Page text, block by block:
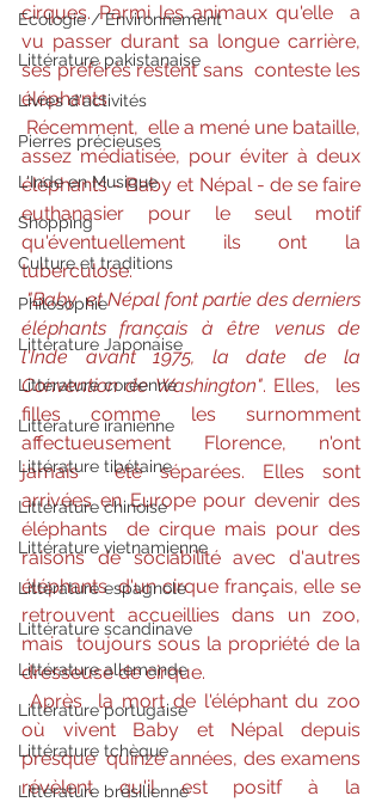
Ecologie / Environnement
Littérature pakistanaise
Livres d'activités
Pierres précieuses
L'Inde en Musique
Shopping
Culture et traditions
Philosophie
Littérature Japonaise
Littérature coréenne
Littérature iranienne
Littérature tibétaine
Littérature chinoise
Littérature vietnamienne
Littérature espagnole
Littérature scandinave
Littérature allemande
Littérature portugaise
Littérature tchèque
Littérature brésilienne
cirques. Parmi les animaux qu'elle  a
vu passer durant sa longue carrière,
ses préférés restent sans  conteste les
éléphants.
Récemment,  elle a mené une bataille,
assez médiatisée, pour éviter à deux
éléphants - Baby et Népal - de se faire
euthanasier pour le seul motif
qu'éventuellement ils ont la
tuberculose.
"Baby  et Népal font partie des derniers
éléphants français à être venus de
l'Inde avant 1975, la date de la
Convention de Washington". Elles,  les
filles comme les surnomment
affectueusement Florence, n'ont
jamais  été séparées. Elles sont
arrivées en Europe pour devenir des
éléphants  de cirque mais pour des
raisons de sociabilité avec d'autres
éléphants  d'un cirque français, elle se
retrouvent accueillies dans un zoo,
mais  toujours sous la propriété de la
dresseuse de cirque.
Après  la mort de l'éléphant du zoo
où vivent Baby et Népal depuis
presque  quinze années, des examens
révèlent qu'il est positf à la